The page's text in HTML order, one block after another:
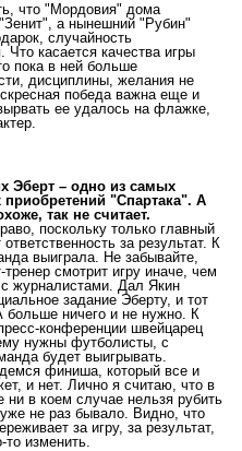
что "Мордовия" дома
а нынешний "Рубин"
случайность
Что касается качества игры
пока в ней больше
дисциплины, желания не
победа важна еще и
ее удалось на флажке,
Эберт – одно из самых
"Спартака". А
так не считает.
поскольку только главный
за результат. К
выиграла. Не забывайте,
смотрит игру иначе, чем
журналистами. Дал Якин
задание Эберту, и тот
больше ничего и не нужно. К
конференции швейцарец
нужны футболисты, с
будет выигрывать.
финиша, который все и
и нет. Лично я считаю, что в
ни в коем случае нельзя рубить
не раз бывало. Видно, что
за игру, за результат,
то изменить.